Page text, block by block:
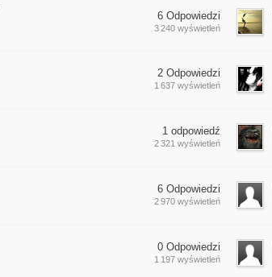
6 Odpowiedzi
3 240 wyświetleń
2 Odpowiedzi
1 637 wyświetleń
1 odpowiedź
2 321 wyświetleń
6 Odpowiedzi
2 970 wyświetleń
0 Odpowiedzi
1 197 wyświetleń